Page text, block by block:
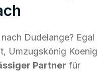
Dudelange? Egal
Umzugskönig Koenig
Partner für